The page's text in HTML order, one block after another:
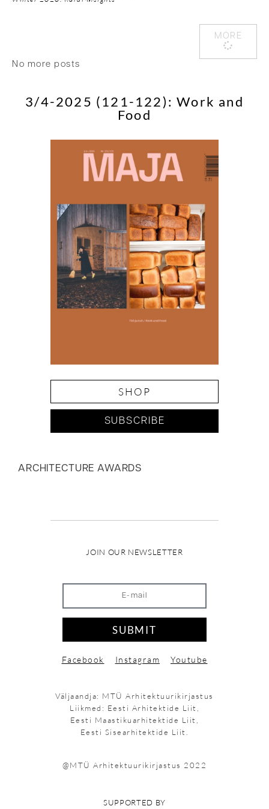
MORE
No more posts
3/4-2025 (121-122): Work and
Food
SHOP
SUBSCRIBE
ARCHITECTURE AWARDS
JOIN OUR NEWSLETTER
SUBMIT
Facebook Instagram Youtube
Väljaandja: MTÜ Arhitektuurikirjastus
Liikmed: Eesti Arhitektide Liit,
Eesti Maastikuarhitektide Liit,
Eesti Sisearhitektide Liit.
@MTÜ Arhitektuurikirjastus 2022
SUPPORTED BY